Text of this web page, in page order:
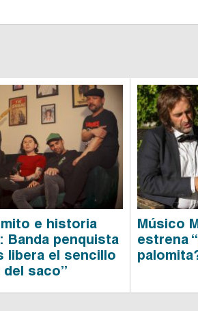
e historia
Banda penquista
libera el sencillo
del saco”
Músico
estrena